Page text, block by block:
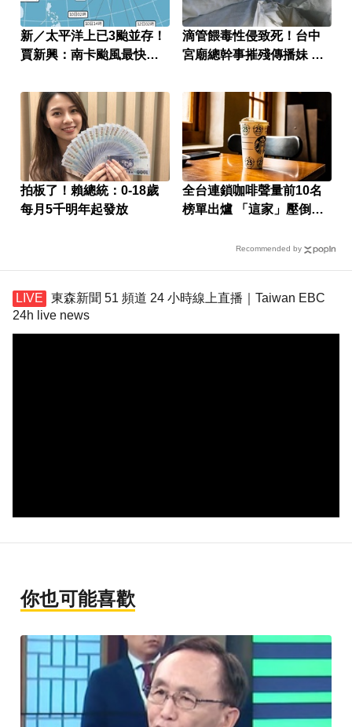
新／太平洋上已3颱並存！
賈新興：南卡颱風最快今
滴管餵毒性侵致死！台中
宮廟總幹事摧殘傳播妹 下
拍板了！賴總統：0-18歲
每月5千明年起發放
全台連鎖咖啡聲量前10名
榜單出爐 「這家」壓倒性
Recommended by
東森新聞 51 頻道 24 小時線上直播｜Taiwan EBC
24h live news
你也可能喜歡